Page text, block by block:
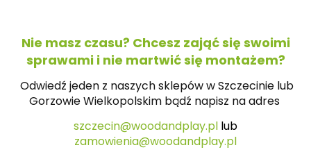
Nie masz czasu? Chcesz zająć się swoimi
sprawami i nie martwić się montażem?
Odwiedź jeden z naszych sklepów w Szczecinie lub
Gorzowie Wielkopolskim bądź napisz naadres
szczecin@woodandplay.pl lub
zamowienia@woodandplay.pl